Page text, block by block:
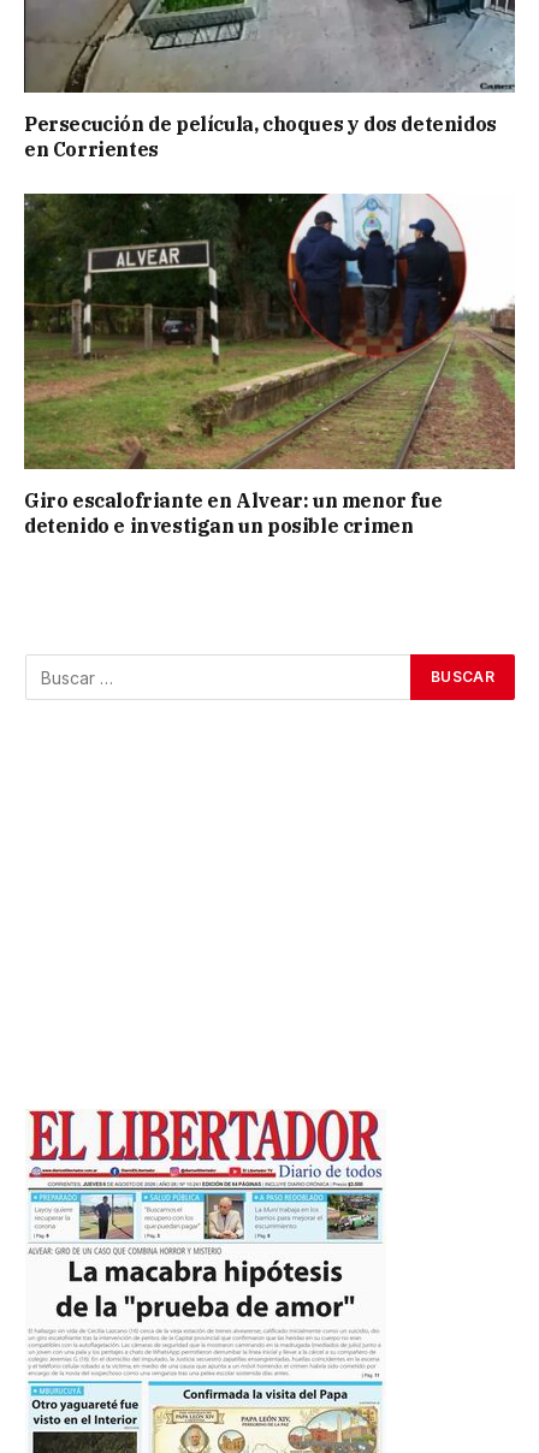
Persecución de película, choques y dos detenidos
en Corrientes
Giro escalofriante en Alvear: un menor fue
detenido e investigan un posible crimen